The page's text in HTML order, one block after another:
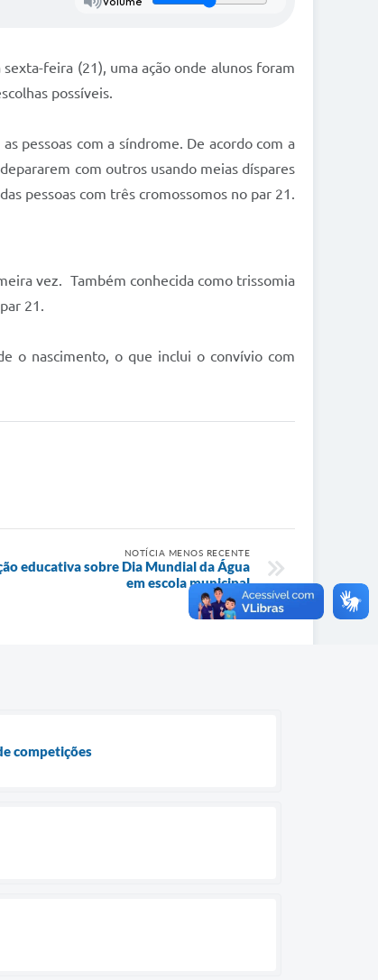
feira (21), uma ação onde alunos foram
possíveis.
pessoas com a síndrome. De acordo com a
com outros usando meias díspares
pessoas com três cromossomos no par 21.
vez. Também conhecida como trissomia
21.
o nascimento, o que inclui o convívio com
NOTÍCIA MENOS RECENTE
educativa sobre Dia Mundial da Água
em escola municipal
competições